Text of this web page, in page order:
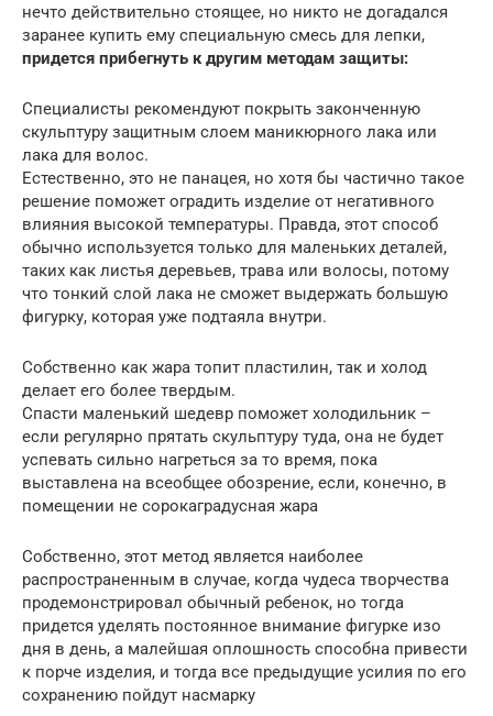
нечто действительно стоящее, но никто не догадался
заранее купить ему специальную смесь для лепки,
придется прибегнуть к другим методам защиты:
Специалисты рекомендуют покрыть законченную
скульптуру защитным слоем маникюрного лака или
лака для волос.
Естественно, это не панацея, но хотя бы частично такое
решение поможет оградить изделие от негативного
влияния высокой температуры. Правда, этот способ
обычно используется только для маленьких деталей,
таких как листья деревьев, трава или волосы, потому
что тонкий слой лака не сможет выдержать большую
фигурку, которая уже подтаяла внутри.
Собственно как жара топит пластилин, так и холод
делает его более твердым.
Спасти маленький шедевр поможет холодильник –
если регулярно прятать скульптуру туда, она не будет
успевать сильно нагреться за то время, пока
выставлена на всеобщее обозрение, если, конечно, в
помещении не сорокаградусная жара
Собственно, этот метод является наиболее
распространенным в случае, когда чудеса творчества
продемонстрировал обычный ребенок, но тогда
придется уделять постоянное внимание фигурке изо
дня в день, а малейшая оплошность способна привести
к порче изделия, и тогда все предыдущие усилия по его
сохранению пойдут насмарку